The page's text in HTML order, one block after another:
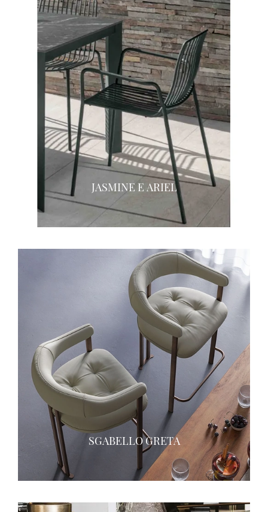
JASMINE E ARIEL
SGABELLO GRETA